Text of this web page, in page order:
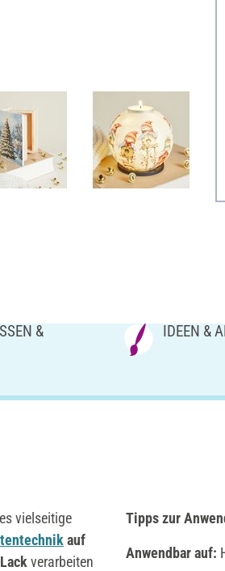
& V
IDEEN &
vielseitige
auf
Lack verarbeiten
Tipps zur
Anwendbar auf: